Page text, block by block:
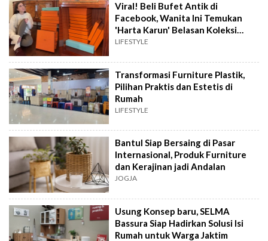
Viral! Beli Bufet Antik di
Facebook, Wanita Ini Temukan
'Harta Karun' Belasan Koleksi
Hermes di Dalamnya
LIFESTYLE
Transformasi Furniture Plastik,
Pilihan Praktis dan Estetis di
Rumah
LIFESTYLE
Bantul Siap Bersaing di Pasar
Internasional, Produk Furniture
dan Kerajinan jadi Andalan
JOGJA
Usung Konsep baru, SELMA
Bassura Siap Hadirkan Solusi Isi
Rumah untuk Warga Jaktim